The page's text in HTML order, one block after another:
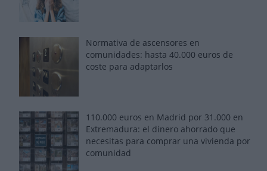
Normativa de ascensores en
comunidades: hasta 40.000 euros de
coste para adaptarlos
110.000 euros en Madrid por 31.000 en
Extremadura: el dinero ahorrado que
necesitas para comprar una vivienda por
comunidad